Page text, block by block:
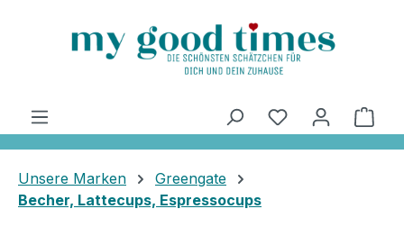
Unsere Marken
Greengate
Becher, Lattecups, Espressocups